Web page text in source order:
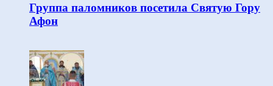
Группа паломников посетила Святую Гору
Афон